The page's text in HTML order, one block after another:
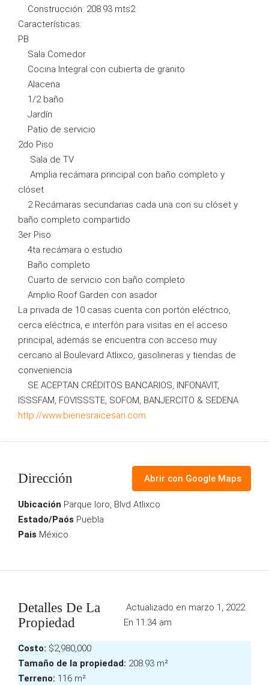
Construcción: 208.93 mts2
Características:
PB
Sala Comedor
Cocina Integral con cubierta de granito
Alacena
1/2 baño
Jardín
Patio de servicio
2do Piso
Sala de TV
Amplia recámara principal con baño completo y
clóset
2 Recámaras secundarias cada una con su clóset y
baño completo compartido
3er Piso
4ta recámara o estudio
Baño completo
Cuarto de servicio con baño completo
Amplio Roof Garden con asador
La privada de 10 casas cuenta con portón eléctrico,
cerca eléctrica, e interfón para visitas en el acceso
principal, además se encuentra con acceso muy
cercano al Boulevard Atlixco, gasolineras y tiendas de
conveniencia
SE ACEPTAN CRÉDITOS BANCARIOS, INFONAVIT,
ISSSFAM, FOVISSSTE, SOFOM, BANJERCITO & SEDENA
http://www.bienesraicesari.com
Dirección Abrir con Google Maps
Ubicación Parque loro, Blvd Atlixco
Estado/Paós Puebla
Pais México
Detalles De La
Propiedad
Actualizado en marzo 1, 2022
En 11:34 am
Costo: $2,980,000
Tamaño de la propiedad: 208.93 m²
Terreno: 116 m²